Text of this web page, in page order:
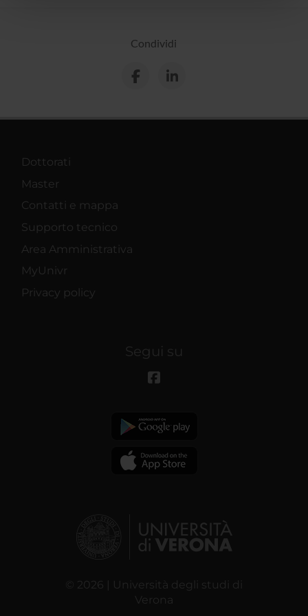
raccolto dal tuo utilizzo dei loro servizi.
Condividi
Dottorati
Master
Contatti e mappa
Supporto tecnico
Area Amministrativa
MyUnivr
Privacy policy
Segui su
© 2026 | Università degli studi di
Verona